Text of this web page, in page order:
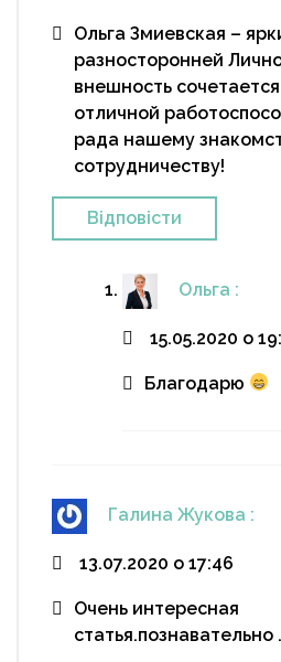
Ольга Змиевская –
разносторонней
внешность
отличной
рада нашему
сотрудничеству!
Відповіcти
Ольга :
15.05.2020 о
Благодарю
Галина Жукова :
13.07.2020 о 17:46
Очень интересная
статья.познавательно